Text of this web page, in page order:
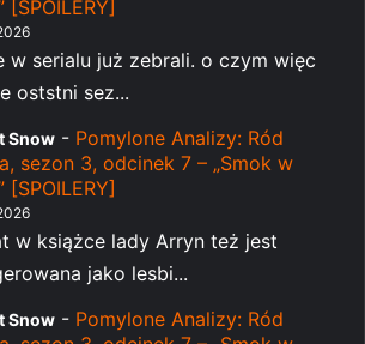
[SPOILERY]
w serialu już zebrali. o czym więc
oststni sez...
Snow - Pomylone Analizy: Ród
sezon 3, odcinek 7 – „Smok w
[SPOILERY]
w książce lady Arryn też jest
jako lesbi...
Snow - Pomylone Analizy: Ród